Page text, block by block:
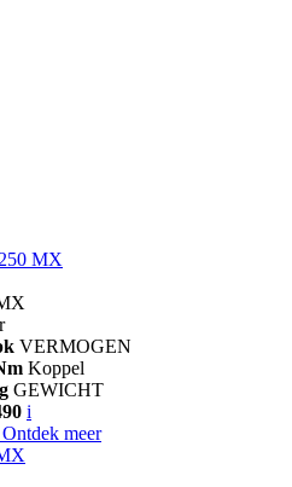
MX
VERMOGEN
Koppel
GEWICHT
i
Ontdek meer